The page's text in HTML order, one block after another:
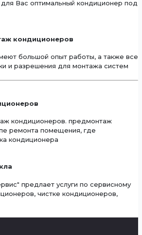
Вас оптимальный кондиционер под
кондиционеров
большой опыт работы, а также все
и разрешения для монтажа систем
кондиционеров. предмонтаж
ремонта помещения, где
кондиционера
предлает услуги по сервисному
чистке кондиционеров,